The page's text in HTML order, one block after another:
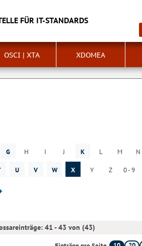
FÜR IT-STANDARDS
OSCI | XTA XDOMEA
G H I J K L M N
U V W X Y Z 0 - 9
41 - 43 von (43)